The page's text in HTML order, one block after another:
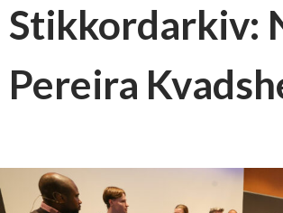
Stikkordarkiv:
Pereira